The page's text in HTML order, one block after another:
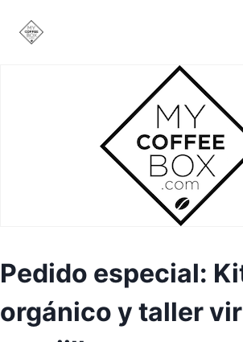
Pedido especial:
orgánico y taller